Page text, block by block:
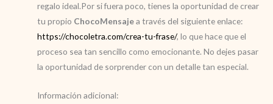
regalo ideal.Por si fuera poco, tienes la oportunidad de crear
tu propio ChocoMensajea través del siguiente enlace:
https://chocoletra.com/crea-tu-frase/, lo que hace que el
proceso sea tan sencillo como emocionante. No dejes pasar
la oportunidad de sorprender con un detalle tan especial.
Información adicional: